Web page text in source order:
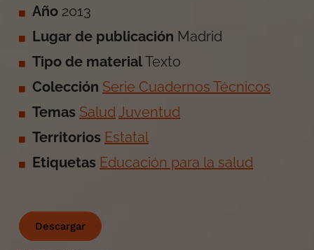
Año 2013
Lugar de publicación Madrid
Tipo de material Texto
Colección Serie Cuadernos Técnicos
Temas SaludJuventud
Territorios Estatal
Etiquetas Educación para la salud
Descargar